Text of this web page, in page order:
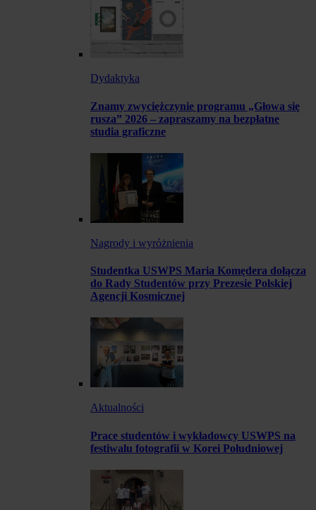
Dydaktyka
Znamy zwyciężczynie programu „Głowa się
rusza” 2026 – zapraszamy na bezpłatne
studia graficzne
Nagrody i wyróżnienia
Studentka USWPS Maria Komędera dołącza
do Rady Studentów przy Prezesie Polskiej
Agencji Kosmicznej
Aktualności
Prace studentów i wykładowcy USWPS na
festiwalu fotografii w Korei Południowej